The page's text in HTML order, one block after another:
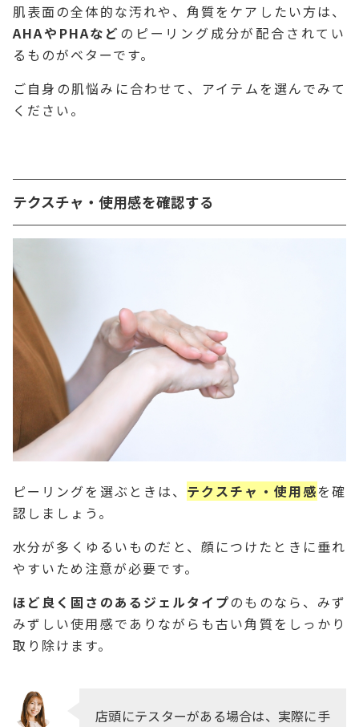
肌表面の全体的な汚れや、角質をケアしたい方は、
AHAやPHAなどのピーリング成分が配合されてい
るものがベターです。
ご自身の肌悩みに合わせて、アイテムを選んでみて
ください。
テクスチャ・使用感を確認する
ピーリングを選ぶときは、 テクスチャ・使用感を確
認しましょう。
水分が多くゆるいものだと、顔につけたときに垂れ
やすいため注意が必要です。
ほど良く固さのあるジェルタイプのものなら、みず
みずしい使用感でありながらも古い角質をしっかり
取り除けます。
店頭にテスターがある場合は、実際に手